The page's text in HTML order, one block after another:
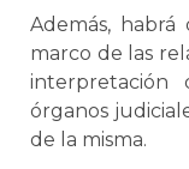
Además,
marco de las
órganos
de la misma.